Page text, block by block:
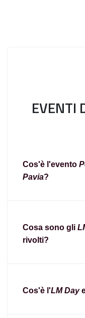
EVENTI
Cos'è l'evento
Pavia?
Cosa sono gli
rivolti?
Cos'è l'LM Day